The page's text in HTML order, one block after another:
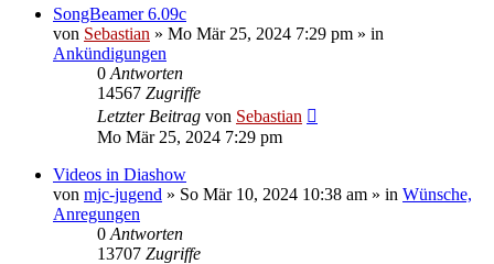
SongBeamer 6.09c
von Sebastian » Mo Mär 25, 2024 7:29 pm » in
Ankündigungen
0 Antworten
14567 Zugriffe
Letzter Beitrag von Sebastian
Mo Mär 25, 2024 7:29 pm
Videos in Diashow
von mjc-jugend » So Mär 10, 2024 10:38 am » in Wünsche,
Anregungen
0 Antworten
13707 Zugriffe